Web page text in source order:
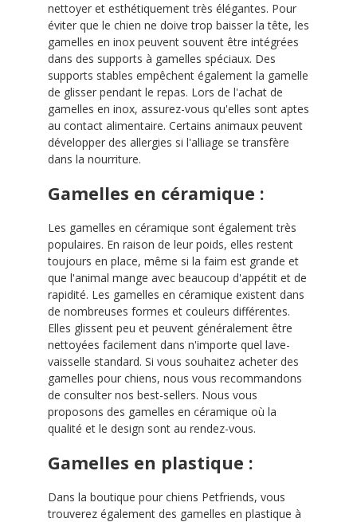
nettoyer et esthétiquement très élégantes. Pour
éviter que le chien ne doive trop baisser la tête, les
gamelles en inox peuvent souvent être intégrées
dans des supports à gamelles spéciaux. Des
supports stables empêchent également la gamelle
de glisser pendant le repas. Lors de l'achat de
gamelles en inox, assurez-vous qu'elles sont aptes
au contact alimentaire. Certains animaux peuvent
développer des allergies si l'alliage se transfère
dans la nourriture.
Gamelles en céramique :
Les gamelles en céramique sont également très
populaires. En raison de leur poids, elles restent
toujours en place, même si la faim est grande et
que l'animal mange avec beaucoup d'appétit et de
rapidité. Les gamelles en céramique existent dans
de nombreuses formes et couleurs différentes.
Elles glissent peu et peuvent généralement être
nettoyées facilement dans n'importe quel lave-
vaisselle standard. Si vous souhaitez acheter des
gamelles pour chiens, nous vous recommandons
de consulter nos best-sellers. Nous vous
proposons des gamelles en céramique où la
qualité et le design sont au rendez-vous.
Gamelles en plastique :
Dans la boutique pour chiens Petfriends, vous
trouverez également des gamelles en plastique à